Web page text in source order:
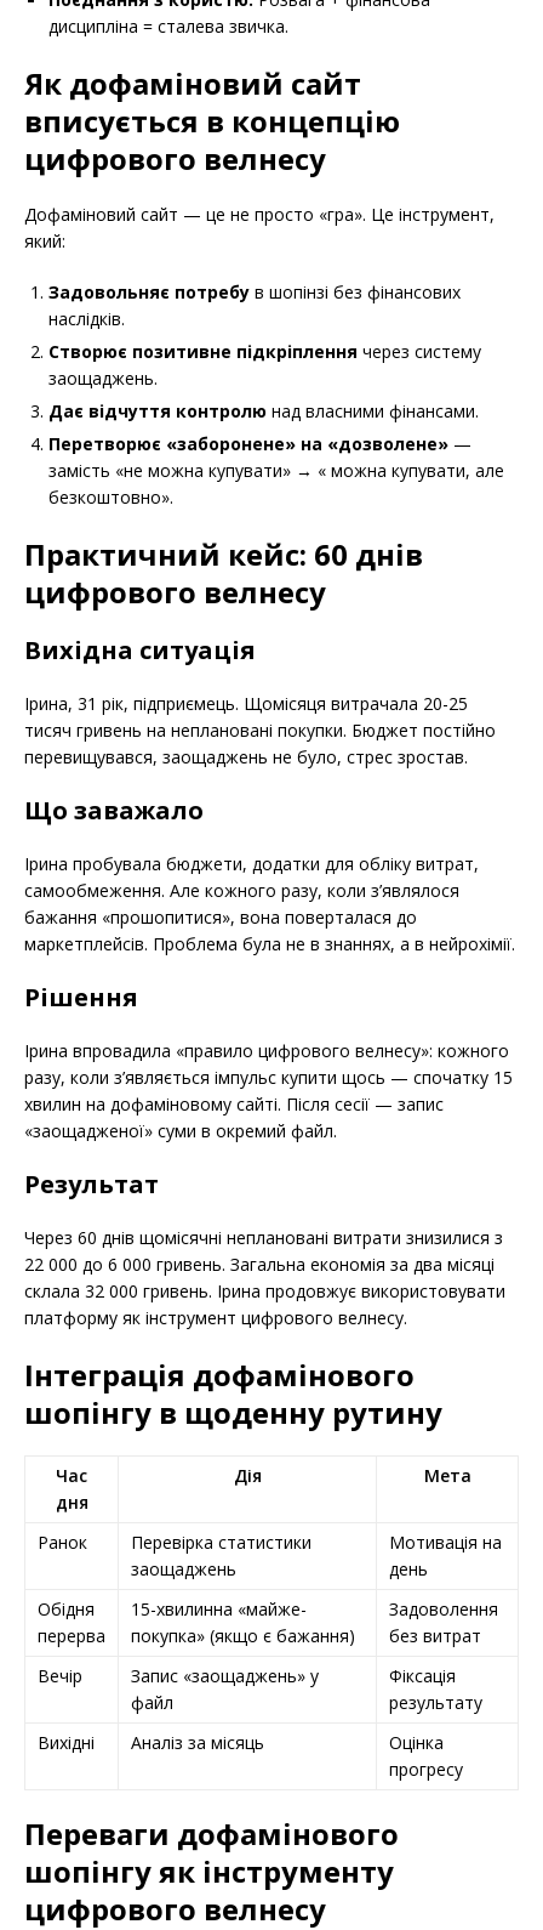
дисципліна = сталева звичка.
Як дофаміновий сайт
вписується в концепцію
цифрового велнесу
Дофаміновий сайт — це не просто «гра». Це інструмент,
який:
Задовольняє потребу в шопінзі без фінансових
наслідків.
Створює позитивне підкріплення через систему
заощаджень.
Дає відчуття контролю над власними фінансами.
Перетворює «заборонене» на «дозволене» —
замість «не можна купувати» → « можна купувати, але
безкоштовно».
Практичний кейс: 60 днів
цифрового велнесу
Вихідна ситуація
Ірина, 31 рік, підприємець. Щомісяця витрачала 20-25
тисяч гривень на неплановані покупки. Бюджет постійно
перевищувався, заощаджень не було, стрес зростав.
Що заважало
Ірина пробувала бюджети, додатки для обліку витрат,
самообмеження. Але кожного разу, коли з’являлося
бажання «прошопитися», вона поверталася до
маркетплейсів. Проблема була не в знаннях, а в нейрохімії.
Рішення
Ірина впровадила «правило цифрового велнесу»: кожного
разу, коли з’являється імпульс купити щось — спочатку 15
хвилин на дофаміновому сайті. Після сесії — запис
«заощадженої» суми в окремий файл.
Результат
Через 60 днів щомісячні неплановані витрати знизилися з
22 000 до 6 000 гривень. Загальна економія за два місяці
склала 32 000 гривень. Ірина продовжує використовувати
платформу як інструмент цифрового велнесу.
Інтеграція дофамінового
шопінгу в щоденну рутину
Час
дня
Дія Мета
Ранок
Перевірка статистики
заощаджень
Мотивація на
день
Обідня
перерва
15-хвилинна «майже-
покупка» (якщо є бажання)
Задоволення
без витрат
Вечір
Запис «заощаджень» у
файл
Фіксація
результату
Вихідні
Аналіз за місяць
Оцінка
прогресу
Переваги дофамінового
шопінгу як інструменту
цифрового велнесу